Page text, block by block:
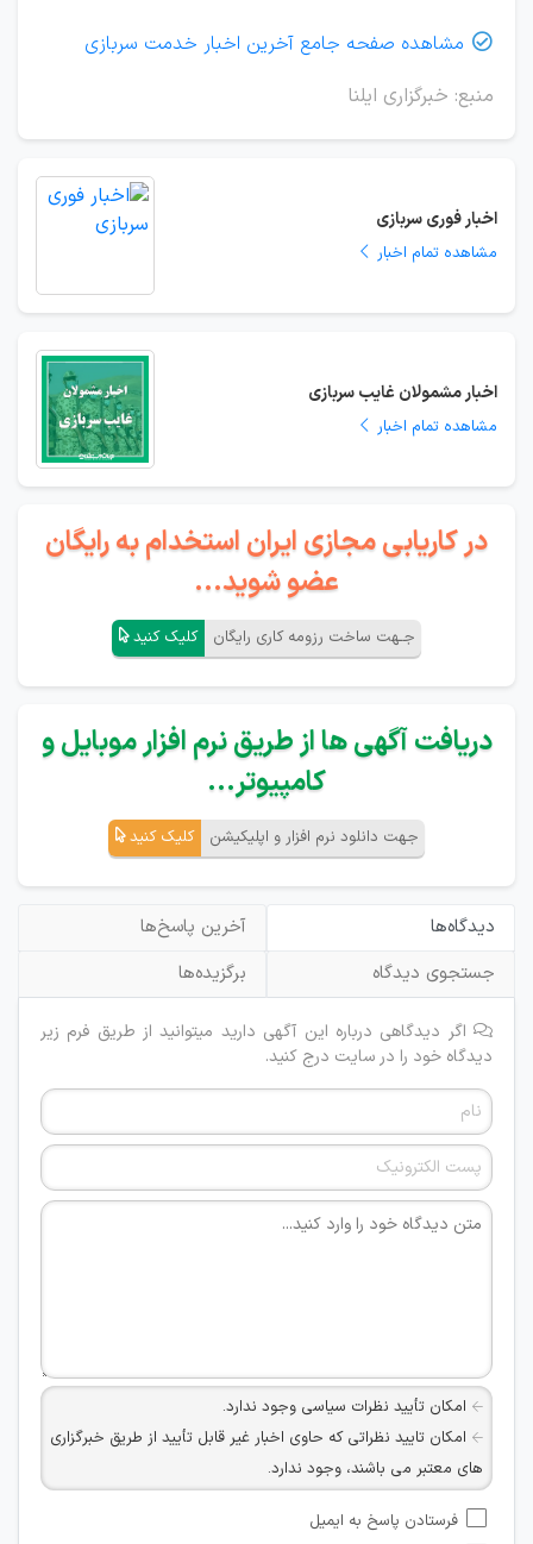
 مشاهده صفحه جامع آخرین اخبار خدمت سربازی
منبع: خبرگزاری ایلنا
اخبار فوری سربازی
مشاهده تمام اخبار
اخبار مشمولان غایب سربازی
مشاهده تمام اخبار
در کاریابی مجازی ایران استخدام به رایگان
عضو شوید...
جـهت ساخت رزومه کاری رایگان کلیک کنید
دریافت آگهی ها از طریق نرم افزار موبایل و
کامپیوتر...
جهت دانلود نرم افزار و اپلیکیشن کلیک کنید
دیدگاه‌ها
آخرین پاسخ‌ها
جستجوی دیدگاه
برگزیده‌ها
اگر دیدگاهی درباره این آگهی دارید میتوانید از طریق فرم زیر
دیدگاه خود را در سایت درج کنید.
امکان تأیید نظرات سیاسی وجود ندارد.
امکان تایید نظراتی که حاوی اخبار غیر قابل تأیید از طریق خبرگزاری
های معتبر می باشند، وجود ندارد.
شبکه های مجازی ارتباطی می باشند وجود ندارد.
فرستادن پاسخ به ایمیل